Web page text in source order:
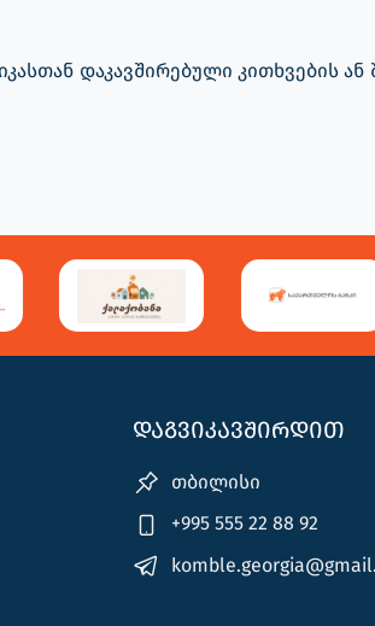
დაკავშირებული კითხვების ან
დაგვიკავშირდით
თბილისი
+995 555 22 88 92